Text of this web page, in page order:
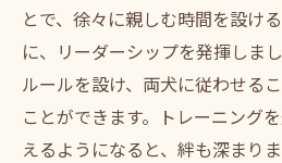
とで、徐々に親しむ時間を設け
に、リーダーシップを発揮しま
ルールを設け、両犬に従わせる
ことができます。トレーニング
えるようになると、絆も深まり